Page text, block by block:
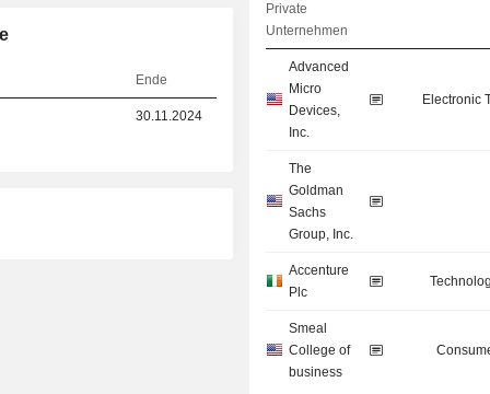
Ende
30.11.2024
Private
Unternehmen
Advanced
Micro
Devices,
Inc.
Electronic
The
Goldman
Sachs
Group, Inc.
Accenture
Plc
Smeal
College of
business